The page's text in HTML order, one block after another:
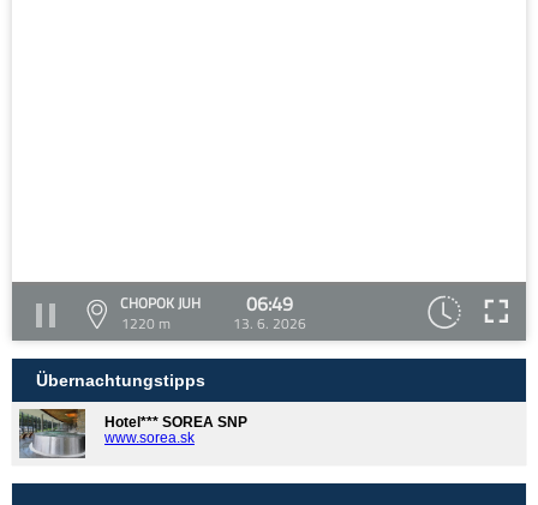
CHOPOK JUH
1220 m
06:49
13. 6. 2026
Übernachtungstipps
Hotel*** SOREA SNP
www.sorea.sk